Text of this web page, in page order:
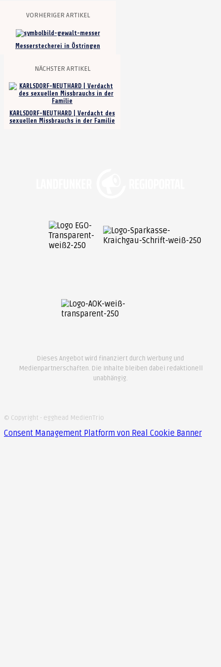
VORHERIGER ARTIKEL
Messerstecherei in Östringen
NÄCHSTER ARTIKEL
KARLSDORF-NEUTHARD | Verdacht des
sexuellen Missbrauchs in der Familie
Dieses Angebot wird finanziert durch Werbung und
Medienpartnerschaften. Die Inhalte bleiben dabei redaktionell
unabhängig.
© Copyright - egghead MedienTrio
Consent Management Platform von Real Cookie Banner